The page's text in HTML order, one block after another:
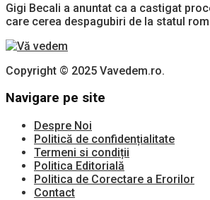
Gigi Becali a anuntat ca a castigat
care cerea despagubiri de la statul
Copyright © 2025 Vavedem.ro.
Navigare pe site
Despre Noi
Politică de confidențialitate
Termeni si condiții
Politica Editorială
Politica de Corectare a Erorilor
Contact